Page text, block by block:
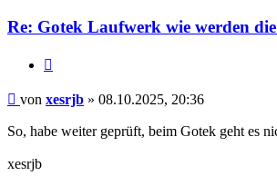
Re: Gotek Laufwerk wie werden
Beitrag
von xesrjb » 08.10.2025, 20:36
So, habe weiter geprüft, beim Gotek geht
xesrjb